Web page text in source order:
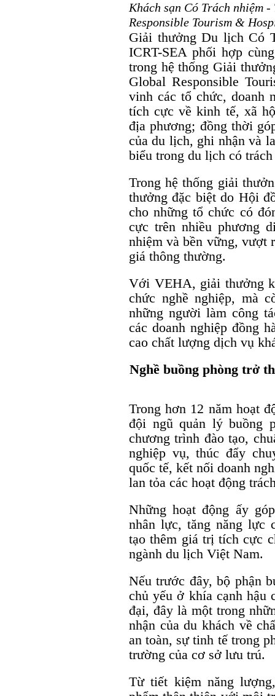
Khách sạn Có Trách nhiệm
Responsible Tourism &
Giải thưởng Du lịch Có
ICRT-SEA phối hợp
trong hệ thống Giải
Global Responsible
vinh các tổ chức, doanh
tích cực về kinh tế, xã
địa phương; đồng thời
của du lịch, ghi nhận và
biểu trong du lịch có
Trong hệ thống giải
thưởng đặc biệt do Hội
cho những tổ chức có
cực trên nhiều phương
nhiệm và bền vững, vượt
giá thông thường.
Với VEHA, giải thưởng
chức nghề nghiệp, mà
những người làm công
các doanh nghiệp đồng
cao chất lượng dịch vụ
Nghề buồng phòng trở
Trong hơn 12 năm hoạt
đội ngũ quản lý buồng
chương trình đào tạo,
nghiệp vụ, thúc đẩy
quốc tế, kết nối doanh
lan tỏa các hoạt động
Những hoạt động ấy
nhân lực, tăng năng lực
tạo thêm giá trị tích cực
ngành du lịch Việt Nam.
Nếu trước đây, bộ phận
chủ yếu ở khía cạnh hậu
đại, đây là một trong
nhận của du khách về
an toàn, sự tinh tế trong
trường của cơ sở lưu trú.
Từ tiết kiệm năng